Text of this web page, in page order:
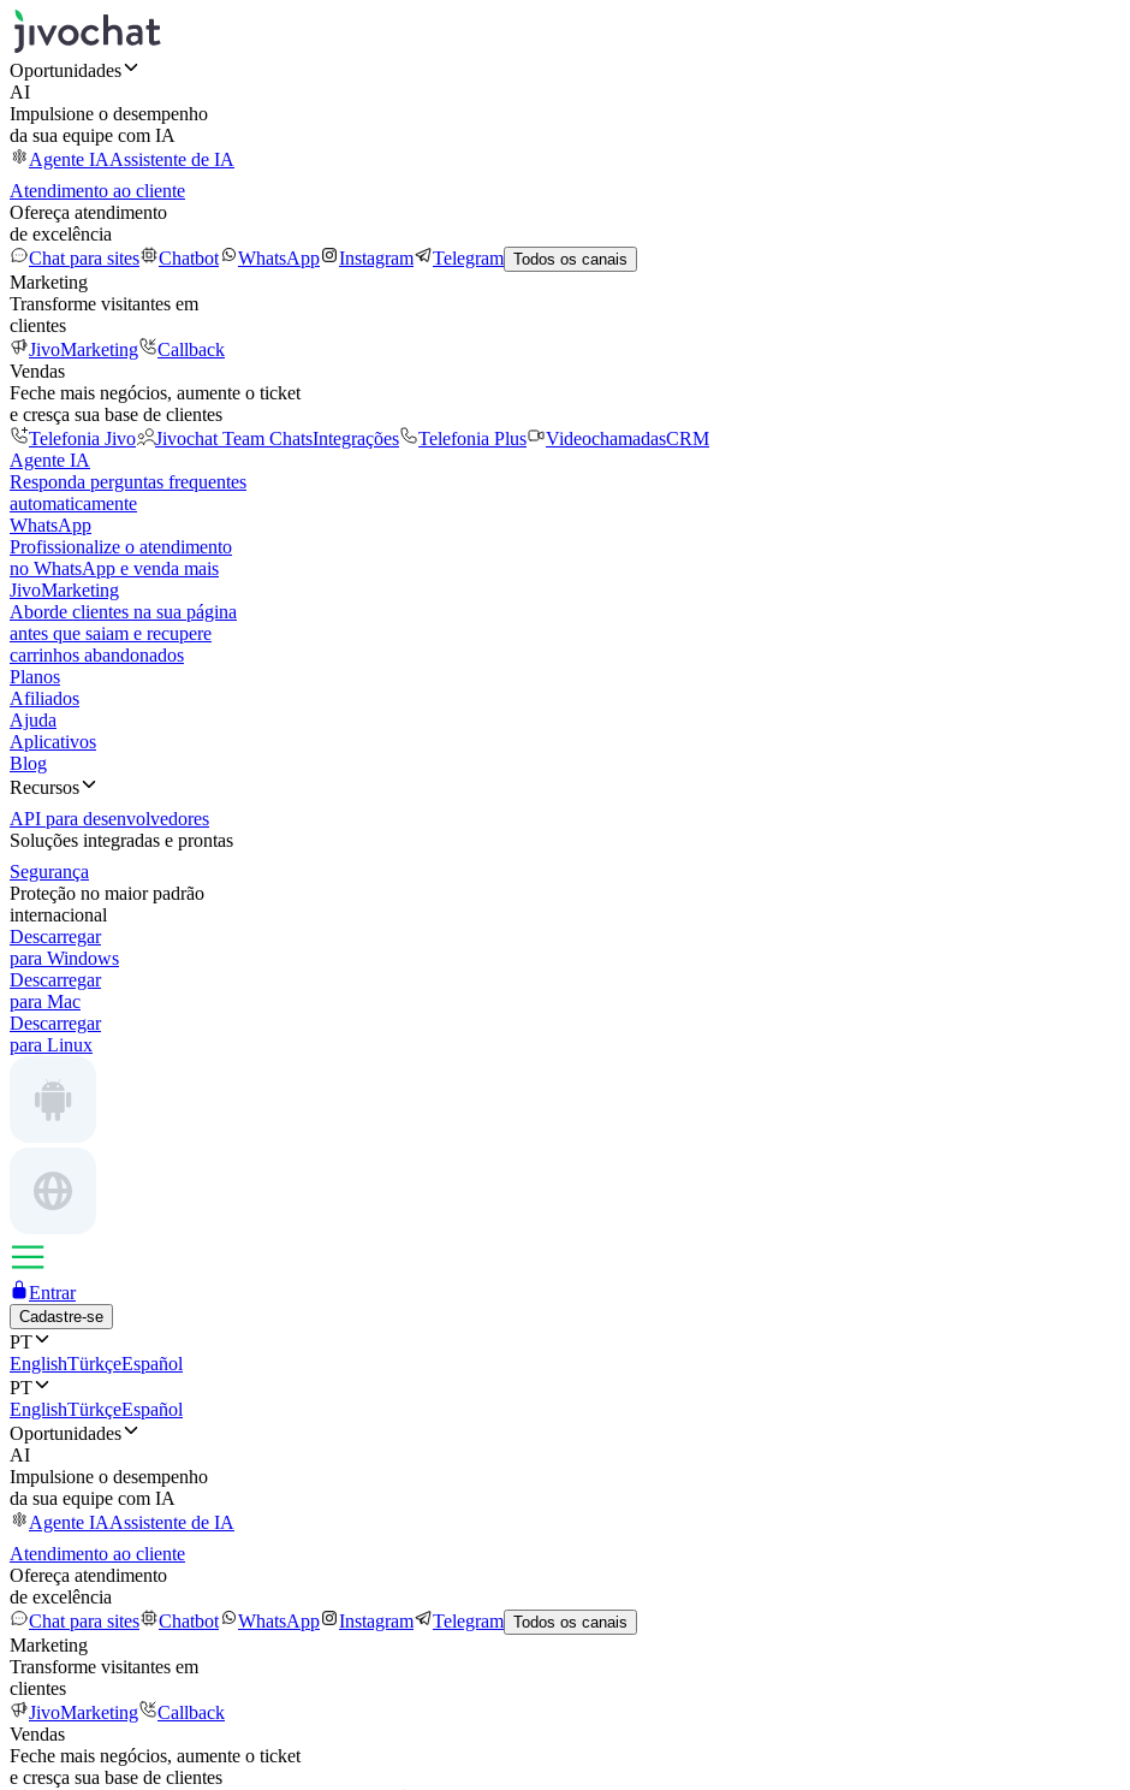
Oportunidades
AI
Impulsione o desempenho
da sua equipe com IA
Agente IAAssistente de IA
Atendimento ao cliente
Ofereça atendimento
de excelência
Chat para sites
Chatbot WhatsApp Instagram Telegram Todos os canais
Marketing
Transforme visitantes em
clientes
JivoMarketing
Callback
Vendas
Feche mais negócios, aumente o ticket
e cresça sua base de clientes
Telefonia Jivo
Jivochat Team ChatsIntegrações Telefonia Plus VideochamadasCRM
Agente IA
Responda perguntas frequentes
automaticamente
WhatsApp
Profissionalize o atendimento
no WhatsApp e venda mais
JivoMarketing
Aborde clientes na sua página
antes que saiam e recupere
carrinhos abandonados
Planos
Afiliados
Ajuda
Aplicativos
Blog
Recursos
API para desenvolvedores
Soluções integradas e prontas
Segurança
Proteção no maior padrão
internacional
Descarregar
para Windows
Descarregar
para Mac
Descarregar
para Linux
Entrar
Cadastre-se
PT
EnglishTürkçeEspañol
PT
EnglishTürkçeEspañol
Oportunidades
AI
Impulsione o desempenho
da sua equipe com IA
Agente IAAssistente de IA
Atendimento ao cliente
Ofereça atendimento
de excelência
Chat para sites
Chatbot WhatsApp Instagram Telegram Todos os canais
Marketing
Transforme visitantes em
clientes
JivoMarketing
Callback
Vendas
Feche mais negócios, aumente o ticket
e cresça sua base de clientes